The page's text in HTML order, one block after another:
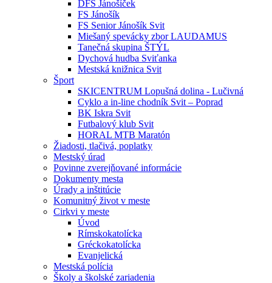
DFS Jánošíček
FS Jánošík
FS Senior Jánošík Svit
Miešaný spevácky zbor LAUDAMUS
Tanečná skupina ŠTÝL
Dychová hudba Sviťanka
Mestská knižnica Svit
Šport
SKICENTRUM Lopušná dolina - Lučivná
Cyklo a in-line chodník Svit – Poprad
BK Iskra Svit
Futbalový klub Svit
HORAL MTB Maratón
Žiadosti, tlačivá, poplatky
Mestský úrad
Povinne zverejňované informácie
Dokumenty mesta
Úrady a inštitúcie
Komunitný život v meste
Cirkvi v meste
Úvod
Rímskokatolícka
Gréckokatolícka
Evanjelická
Mestská polícia
Školy a školské zariadenia